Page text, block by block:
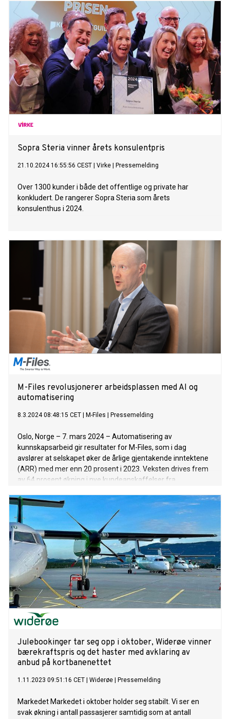
Sopra Steria vinner årets konsulentpris
21.10.2024 16:55:56 CEST Virke Pressemelding
Over 1300 kunder i både det offentlige og private har
konkludert. De rangerer Sopra Steria som årets
konsulenthus i 2024.
M-Files revolusjonerer arbeidsplassen med AI og
automatisering
8.3.2024 08:48:15 CET M-Files Pressemelding
Oslo, Norge – 7. mars 2024 – Automatisering av
kunnskapsarbeid gir resultater for M-Files, som i dag
avslører at selskapet øker de årlige gjentakende inntektene
(ARR) med mer enn 20 prosent i 2023. Veksten drives frem
av 64 prosent økning i nye kundeanskaffelser fra
kundeutvidelser med økende interesse for M-Files Hubshare
samarbeidsløsning. Samtidig er veksten for M-Files i det
nordiske salget på hele 26 prosent i 2023, noe som skyldes
stor etterspørsel etter selskapets teknologi og løsninger på
det norske og nordiske markedet. Selskapets solide
resultater det siste året kommer også etter enda en
milepæl, da M-Files oppnådde den anerkjente Centaur-
statusen med over 100 millioner euro i årlig gjentakende
inntekter i fjor.
Julebookinger tar seg opp i oktober, Widerøe vinner
bærekraftspris og det haster med avklaring av
anbud på kortbanenettet
1.11.2023 09:51:16 CET Widerøe Pressemelding
Markedet Markedet i oktober holder seg stabilt. Vi ser en
svak økning i antall passasjerer samtidig som at antall